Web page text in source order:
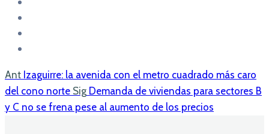
Ant Izaguirre: la avenida con el metro cuadrado más caro
del cono norte Sig Demanda de viviendas para sectores B
y C no se frena pese al aumento de los precios